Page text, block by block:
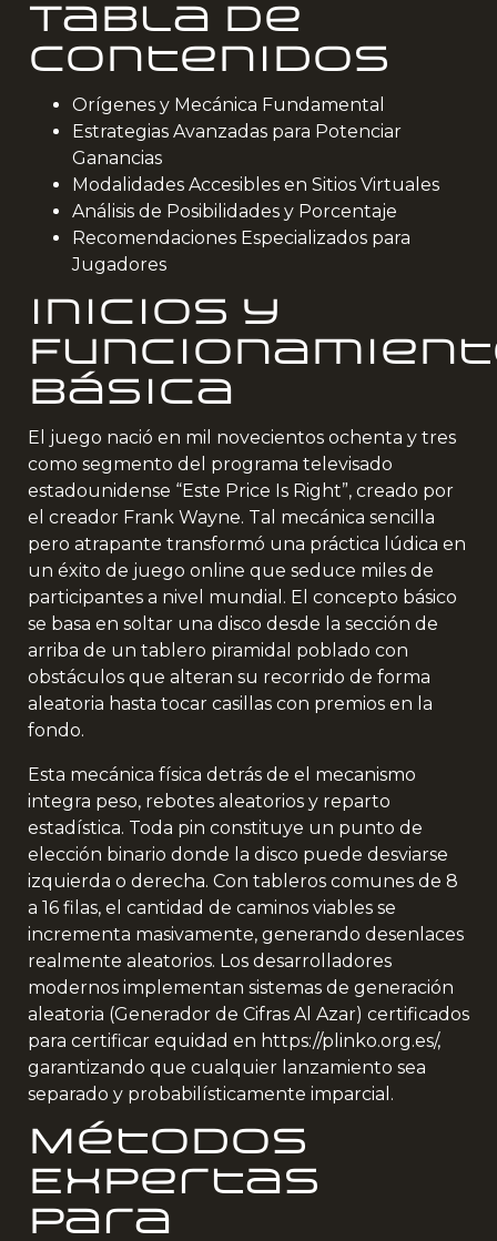
Tabla de
Contenidos
Orígenes y Mecánica Fundamental
Estrategias Avanzadas para Potenciar
Ganancias
Modalidades Accesibles en Sitios Virtuales
Análisis de Posibilidades y Porcentaje
Recomendaciones Especializados para
Jugadores
Inicios y
Básica
El juego nació en mil novecientos ochenta y tres
como segmento del programa televisado
estadounidense “Este Price Is Right”, creado por
el creador Frank Wayne. Tal mecánica sencilla
pero atrapante transformó una práctica lúdica en
un éxito de juego online que seduce miles de
participantes a nivel mundial. El concepto básico
se basa en soltar una disco desde la sección de
arriba de un tablero piramidal poblado con
obstáculos que alteran su recorrido de forma
aleatoria hasta tocar casillas con premios en la
fondo.
Esta mecánica física detrás de el mecanismo
integra peso, rebotes aleatorios y reparto
estadística. Toda pin constituye un punto de
elección binario donde la disco puede desviarse
izquierda o derecha. Con tableros comunes de 8
a 16 filas, el cantidad de caminos viables se
incrementa masivamente, generando desenlaces
realmente aleatorios. Los desarrolladores
modernos implementan sistemas de generación
aleatoria (Generador de Cifras Al Azar) certificados
para certificar equidad en https://plinko.org.es/,
garantizando que cualquier lanzamiento sea
separado y probabilísticamente imparcial.
Métodos
Expertas
para